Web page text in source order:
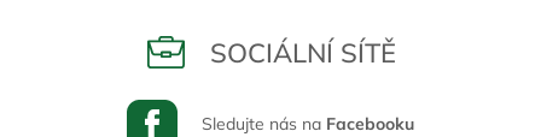
SOCIÁLNÍ SÍTĚ
Sledujte nás na Facebooku